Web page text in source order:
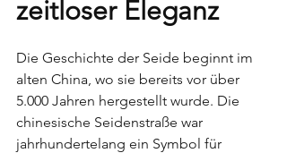
zeitloser Eleganz
Die Geschichte der Seide beginnt im
alten China, wo sie bereits vor über
5.000 Jahren hergestellt wurde. Die
chinesische Seidenstraße war
jahrhundertelang ein Symbol für